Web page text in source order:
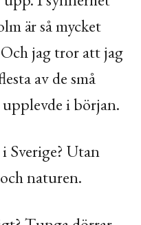
är så mycket
jag tror att jag
av de små
i början.
Sverige? Utan
naturen.